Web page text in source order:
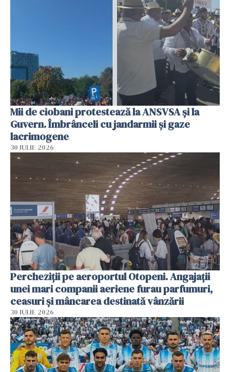
Mii de ciobani protestează la ANSVSA și la
Guvern. Îmbrânceli cu jandarmii și gaze
lacrimogene
30 IULIE 2026
Percheziții pe aeroportul Otopeni. Angajații
unei mari companii aeriene furau parfumuri,
ceasuri și mâncarea destinată vânzării
30 IULIE 2026